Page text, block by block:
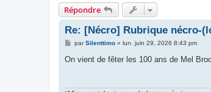
Répondre
Re: [Nécro] Rubrique nécro-
M
s
s
parSilenttimo» lun. juin 29, 2026 8:43 pm
On vient de fêter les 100 ans de Mel